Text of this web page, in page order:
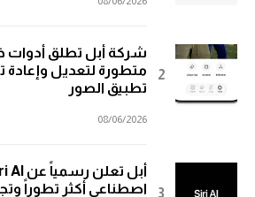
شركة أبل تطلق أدوات
متطورة لتعديل وإعادة
تطبيق الصور
08/06/2026
اصطناعي أكثر تطوراً